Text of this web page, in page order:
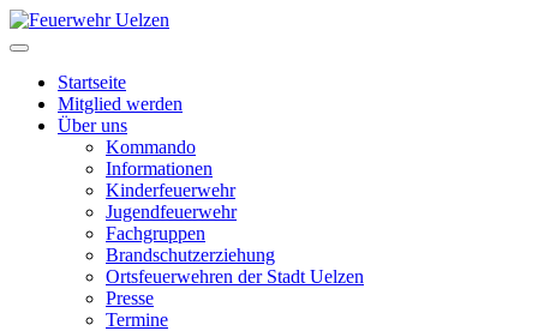
Startseite
Mitglied werden
Über uns
Kommando
Informationen
Kinderfeuerwehr
Jugendfeuerwehr
Fachgruppen
Brandschutzerziehung
Ortsfeuerwehren der Stadt Uelzen
Presse
Termine